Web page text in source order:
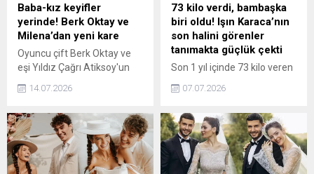
Baba-kız keyifler
yerinde! Berk Oktay ve
Milena’dan yeni kare
Oyuncu çift Berk Oktay ve
eşi Yıldız Çağrı Atiksoy'un
Yakışıklı oyuncu, sevimli kızı
Instagram'dan paylaştı.
14.07.2026
73 kilo verdi, bambaşka
biri oldu! Işın Karaca’nın
son halini görenler
tanımakta güçlük çekti
Son 1 yıl içinde 73 kilo veren
değişimiyle adından söz
Ünlü ismin son halini
görenler tanımakta güçlük
çekti. İşte, iğne ipliğe dönen
Işın Karaca'dan yeni kareler..
07.07.2026